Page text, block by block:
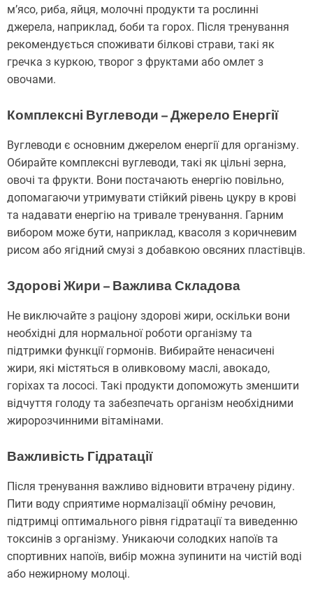
м’ясо, риба, яйця, молочні продукти та рослинні
джерела, наприклад, боби та горох. Після тренування
рекомендується споживати білкові страви, такі як
гречка з куркою, творог з фруктами або омлет з
овочами.
Комплексні Вуглеводи – Джерело Енергії
Вуглеводи є основним джерелом енергії для організму.
Обирайте комплексні вуглеводи, такі як цільні зерна,
овочі та фрукти. Вони постачають енергію повільно,
допомагаючи утримувати стійкий рівень цукру в крові
та надавати енергію на тривале тренування. Гарним
вибором може бути, наприклад, квасоля з коричневим
рисом або ягідний смузі з добавкою овсяних пластівців.
Здорові Жири – Важлива Складова
Не виключайте з раціону здорові жири, оскільки вони
необхідні для нормальної роботи організму та
підтримки функції гормонів. Вибирайте ненасичені
жири, які містяться в оливковому маслі, авокадо,
горіхах та лососі. Такі продукти допоможуть зменшити
відчуття голоду та забезпечать організм необхідними
жиророзчинними вітамінами.
Важливість Гідратації
Після тренування важливо відновити втрачену рідину.
Пити воду сприятиме нормалізації обміну речовин,
підтримці оптимального рівня гідратації та виведенню
токсинів з організму. Уникаючи солодких напоїв та
спортивних напоїв, вибір можна зупинити на чистій воді
або нежирному молоці.